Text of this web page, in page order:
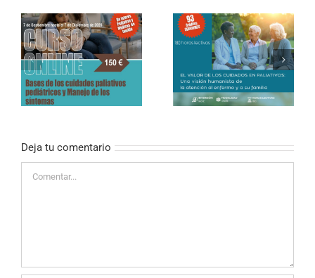
CURSO ONLINE DE
PALIATIVOS SIN
FRONTERAS «EL
VALOR DE LOS
CUIDADOS EN
PALIATIVOS»
CURSO ONLINE (SEMI-
PRESENCIAL) – El valor
de los cuidados en
paliativos
Deja tu comentario